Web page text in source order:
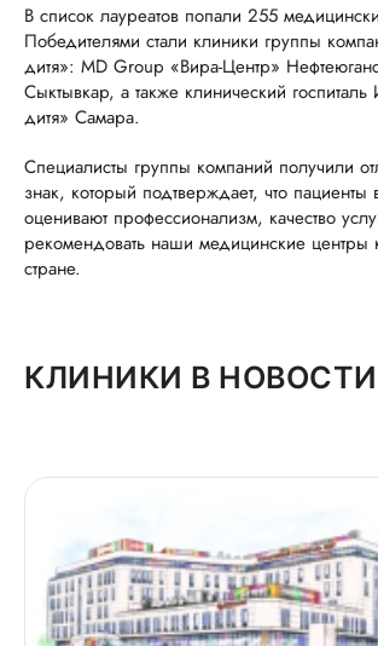
В список лауреатов попали 255
Победителями стали клиники группы
дитя»: MD Group «Вира-Центр»
Сыктывкар, а также клинический
дитя» Самара.
Специалисты группы компаний получили
знак, который подтверждает, что пациенты
оценивают профессионализм, качество
рекомендовать наши медицинские центры
стране.
КЛИНИКИ В НОВОСТИ